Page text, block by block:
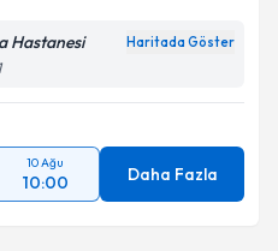
ilişkin
verilerimin belirtilen
kabul ediyorum.
Gönder
Hastanesi Haritada Göster
10 Ağu
10:00 Daha Fazla